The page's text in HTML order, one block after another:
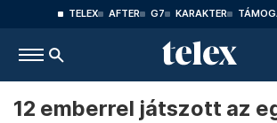
TELEX AFTER G7 KARAKTER
12 emberrel játszott az